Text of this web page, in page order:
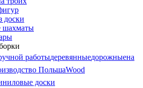
доски
шахматы
работыдеревянныедорожныена
ПольшаWood
доски